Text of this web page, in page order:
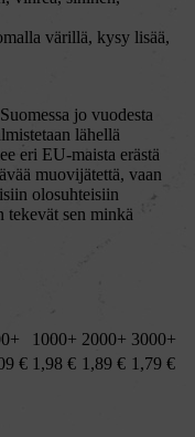
värillä, kysy lisää,
jo vuodesta
lähellä
eri EU-maista erästä
muovijätettä, vaan
olosuhteisiin
tekevät sen minkä
1000+ 2000+ 3000+
€ 1,98 € 1,89 € 1,79 €